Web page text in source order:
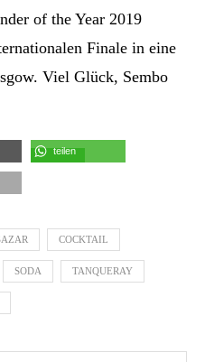
of the Year 2019
Finale in eine
Viel Glück, Sembo
teilen
COCKTAIL
SODA TANQUERAY